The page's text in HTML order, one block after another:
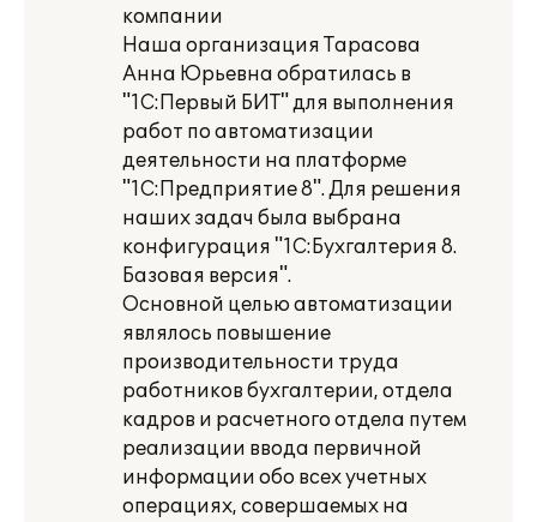
компании
Наша организация Тарасова
Анна Юрьевна обратилась в
"1С:Первый БИТ" для выполнения
работ по автоматизации
деятельности на платформе
"1С:Предприятие 8". Для решения
наших задач была выбрана
конфигурация "1С:Бухгалтерия 8.
Базовая версия".
Основной целью автоматизации
являлось повышение
производительности труда
работников бухгалтерии, отдела
кадров и расчетного отдела путем
реализации ввода первичной
информации обо всех учетных
операциях, совершаемых на